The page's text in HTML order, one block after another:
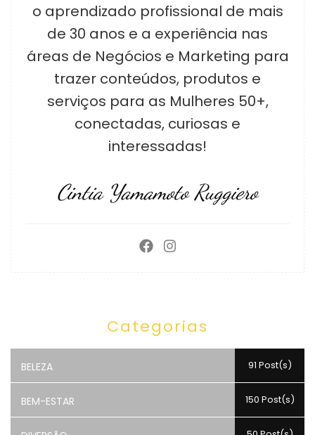
o aprendizado profissional de mais
de 30 anos e a experiência nas
áreas de Negócios e Marketing para
trazer conteúdos, produtos e
serviços para as Mulheres 50+,
conectadas, curiosas e
interessadas!
Cintia Yamamoto Ruggiero
Categorias
BELEZA 91 Post(s)
BEM-ESTAR 150 Post(s)